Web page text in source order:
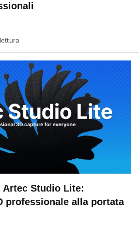
Artec Studio Lite:
professionale alla portata